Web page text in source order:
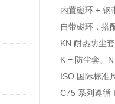
内置磁环 + 钢
自带磁环，搭
KN 耐热防尘
K = 防尘套、
ISO 国际标准
C75 系列遵循